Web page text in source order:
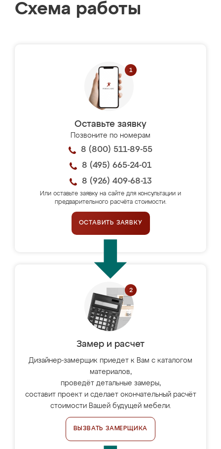
Схема работы
Оставьте заявку
Позвоните по номерам
8 (800) 511-89-55
8 (495) 665-24-01
8 (926) 409-68-13
Или оставьте заявку на сайте для консультации и
предварительного расчёта стоимости.
ОСТАВИТЬ ЗАЯВКУ
Замер и расчет
Дизайнер-замерщик приедет к Вам с каталогом
материалов,
проведёт детальные замеры,
составит проект и сделает окончательный расчёт
стоимости Вашей будущей мебели.
ВЫЗВАТЬ ЗАМЕРЩИКА